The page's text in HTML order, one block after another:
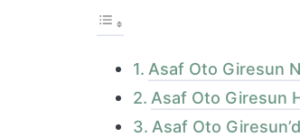
Asaf Oto Giresun
Asaf Oto Giresun
Asaf Oto